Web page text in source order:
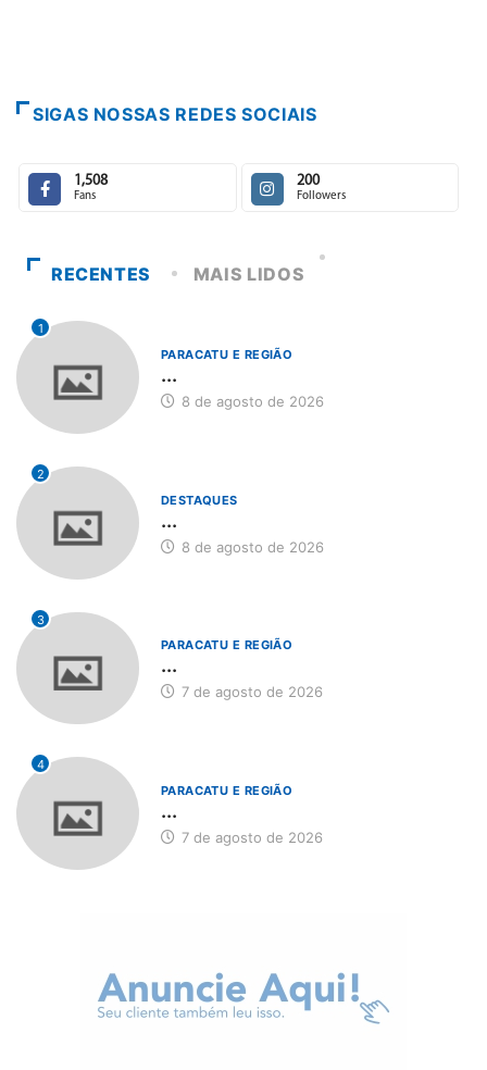
SIGAS NOSSAS REDES SOCIAIS
1,508
Fans
200
Followers
RECENTES MAIS LIDOS
1
PARACATU E REGIÃO
...
8 de agosto de 2026
2
DESTAQUES
...
8 de agosto de 2026
3
PARACATU E REGIÃO
...
7 de agosto de 2026
4
PARACATU E REGIÃO
...
7 de agosto de 2026